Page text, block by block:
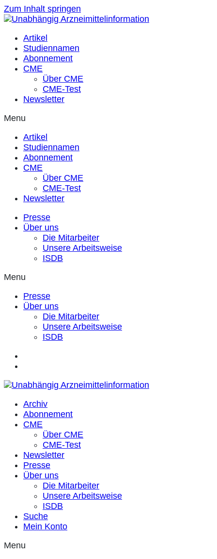
Zum Inhalt springen
Artikel
Studiennamen
Abonnement
CME
Über CME
CME-Test
Newsletter
Menu
Artikel
Studiennamen
Abonnement
CME
Über CME
CME-Test
Newsletter
Presse
Über uns
Die Mitarbeiter
Unsere Arbeitsweise
ISDB
Menu
Presse
Über uns
Die Mitarbeiter
Unsere Arbeitsweise
ISDB
Archiv
Abonnement
CME
Über CME
CME-Test
Newsletter
Presse
Über uns
Die Mitarbeiter
Unsere Arbeitsweise
ISDB
Suche
Mein Konto
Menu